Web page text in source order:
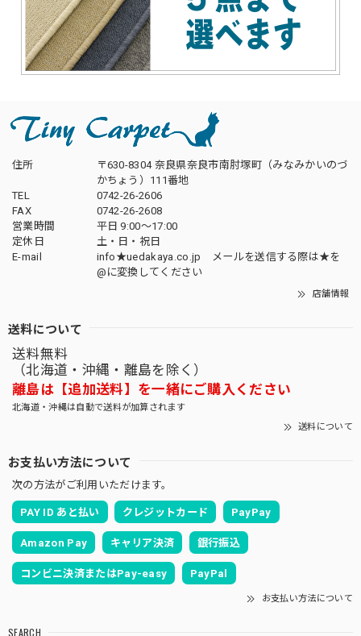
住所
〒630-8304 奈良県奈良市南肘塚町（みなみかいのづ
かちょう）111番地
TEL
0742-26-2606
FAX
0742-26-2608
営業時間
平日 9:00～17:00
定休日
土・日・祝日
E-mail
info★uedakaya.co.jp メールを送信する際は★を
@に変換してください
店舗情報
送料について
送料無料
（北海道・沖縄・離島を除く）
離島は【追加送料】を一緒にご購入ください
北海道・沖縄は自動で送料が加算されます
送料について
お支払い方法について
次の方法がご利用いただけます。
PAY ID あと払い クレジットカード PayPay
Amazon Pay キャリア決済 銀行振込
コンビニ決済またはPay-easy PayPal
お支払い方法について
SEARCH